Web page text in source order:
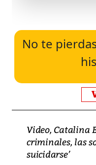
No te
Video, Catalina
criminales, las
suicidarse’